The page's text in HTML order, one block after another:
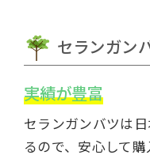
セランガン
実績が豊富
セランガンバツは
るので、安心して